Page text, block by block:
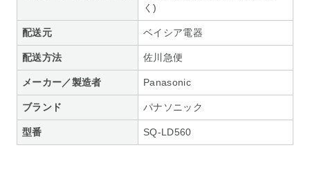
く)
配送元 ベイシア電器
配送方法 佐川急便
メーカー／製造者 Panasonic
ブランド パナソニック
型番 SQ-LD560